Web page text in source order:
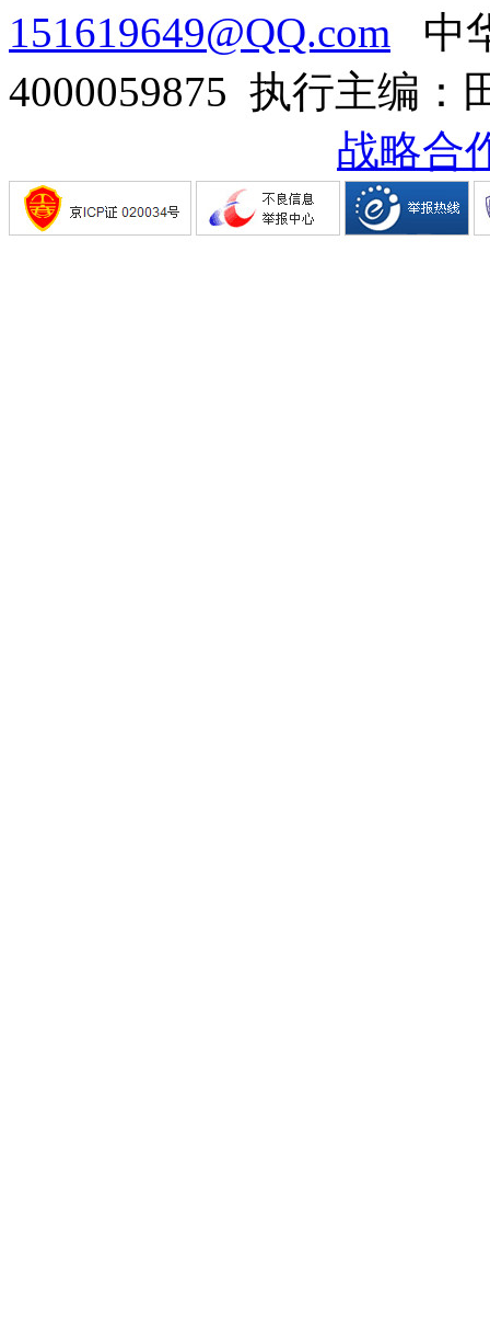
151619649@QQ.com 中
4000059875 执行主编：
战略合